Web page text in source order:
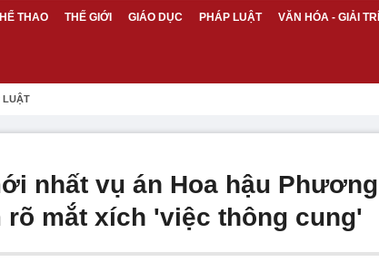
THAO THẾ GIỚI GIÁO DỤC PHÁP LUẬT VĂN HÓA - GIẢI TRÍ
LUẬT
nhất vụ án Hoa hậu
rõ mắt xích 'việc thông cung'